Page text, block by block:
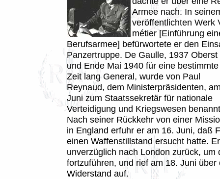
Armee nach. In
veröffentlichten Werk
métier [Einführung
Berufsarmee] befürwortete er den
Panzertruppe. De Gaulle, 1937 Oberst
und Ende Mai 1940 für eine bestimmte
Zeit lang General, wurde von Paul
Reynaud, dem Ministerpräsidenten,
Juni zum Staatssekretär für nationale
Verteidigung und Kriegswesen
Nach seiner Rückkehr von einer
in England erfuhr er am 16. Juni, daß
einen Waffenstillstand ersucht hatte.
unverzüglich nach London zurück, um
fortzuführen, und rief am 18. Juni über
Widerstand auf.